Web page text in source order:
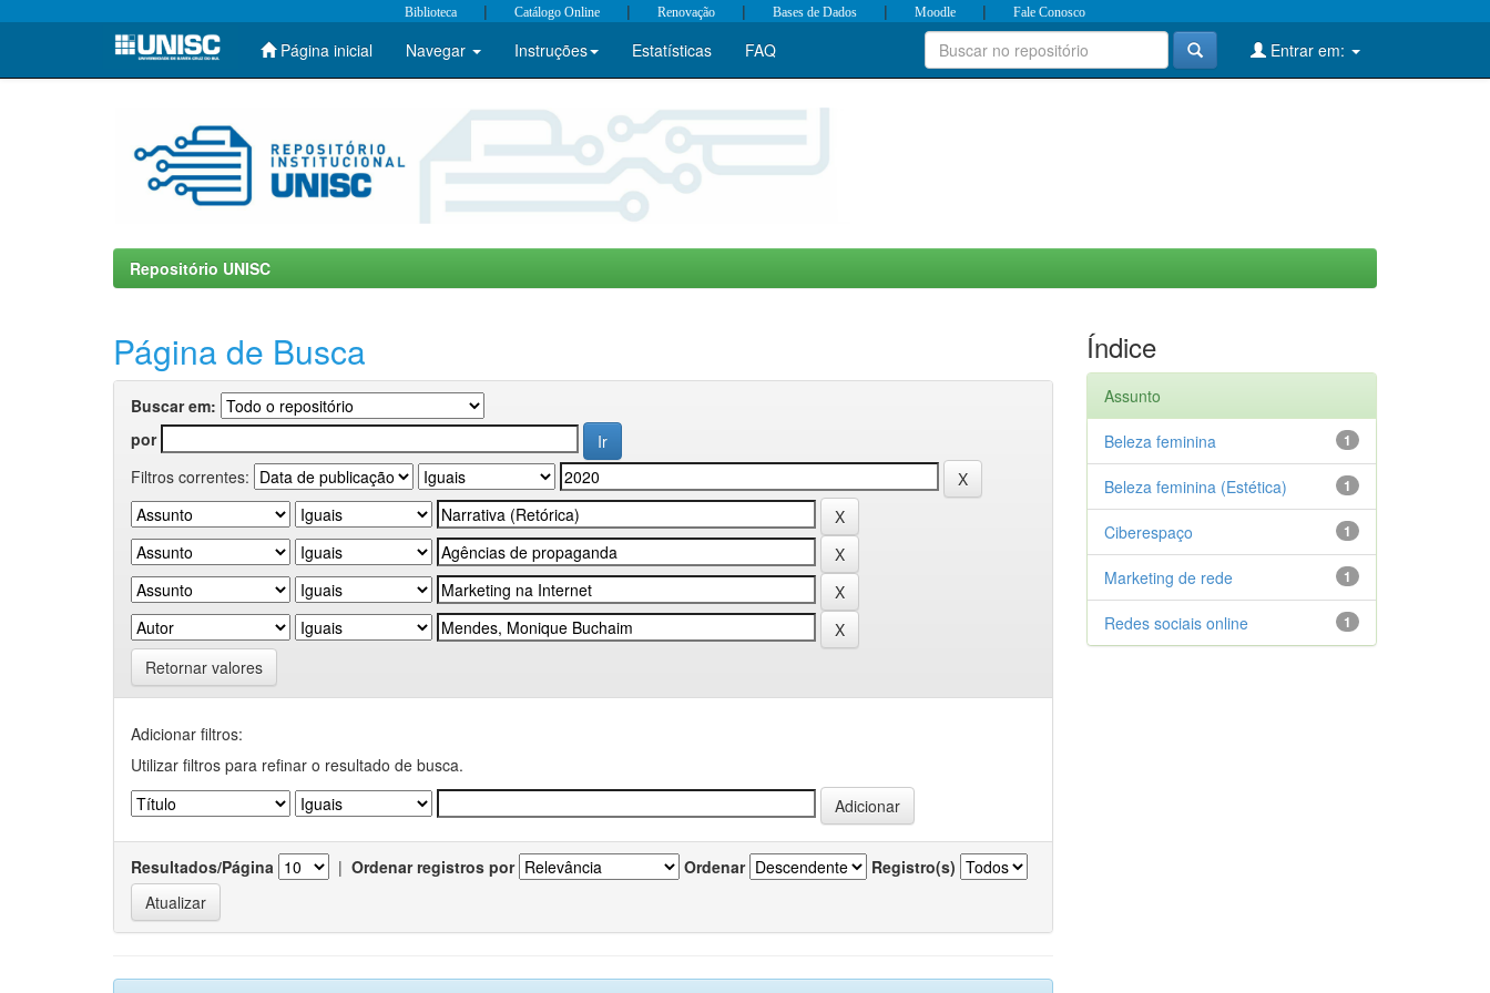
Skip
Biblioteca | Catálogo Online | Renovação | Bases de Dados | Moodle | Fale Conosco
Página inicial Navegar Instruções Estatísticas FAQ Entrar em:
Repositório UNISC
Página de Busca
Buscar em:
por
Filtros correntes:
Retornar valores
Adicionar filtros:
Utilizar filtros para refinar o resultado de busca.
Resultados/Página | Ordenar registros por Ordenar Registro(s)
Índice
Assunto
1
Beleza feminina
1
Beleza feminina (Estética)
1
Ciberespaço
1
Marketing de rede
1
Redes sociais online